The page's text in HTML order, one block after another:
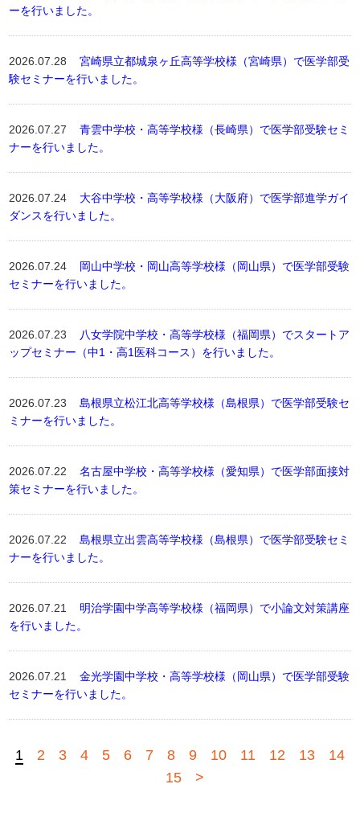
ーを行いました。
2026.07.28宮崎県立都城泉ヶ丘高等学校様（宮崎県）で医学部受
験セミナーを行いました。
2026.07.27青雲中学校・高等学校様（長崎県）で医学部受験セミ
ナーを行いました。
2026.07.24 大谷中学校・高等学校様（大阪府）で医学部進学ガイ
ダンスを行いました。
2026.07.24 岡山中学校・岡山高等学校様（岡山県）で医学部受験
セミナーを行いました。
2026.07.23
八女学院中学校・高等学校様（福岡県）でスタートア
ップセミナー（中1・高1医科コース）を行いました。
2026.07.23島根県立松江北高等学校様（島根県）で医学部受験セ
ミナーを行いました。
2026.07.22名古屋中学校・高等学校様（愛知県）で医学部面接対
策セミナーを行いました。
2026.07.22島根県立出雲高等学校様（島根県）で医学部受験セミ
ナーを行いました。
2026.07.21 明治学園中学高等学校様（福岡県）で小論文対策講座
を行いました。
2026.07.21金光学園中学校・高等学校様（岡山県）で医学部受験
セミナーを行いました。
1 2 3 4 5 6 7 8 9 10 11 12 13
14
15
>